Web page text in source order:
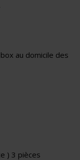
au domicile des
) 3 pièces